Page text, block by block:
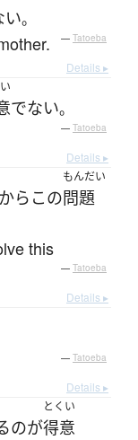
い。
— Tatoeba
Details ▸
でない。
— Tatoeba
Details ▸
ら この
もんだい
問題
this
— Tatoeba
Details ▸
— Tatoeba
Details ▸
のが
とくい
得意